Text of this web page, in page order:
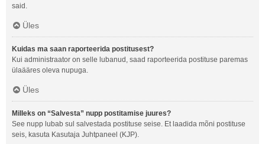
said.
Üles
Kuidas ma saan raporteerida postitusest?
Kui administraator on selle lubanud, saad raporteerida postituse paremas
ülaääres oleva nupuga.
Üles
Milleks on “Salvesta” nupp postitamise juures?
See nupp lubab sul salvestada postituse seise. Et laadida mõni postituse
seis, kasuta Kasutaja Juhtpaneel (KJP).